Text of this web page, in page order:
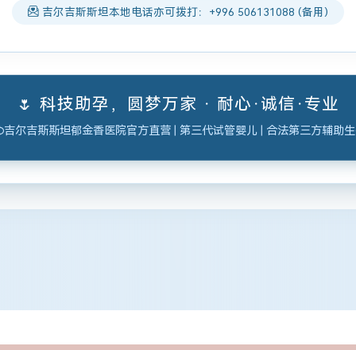
吉尔吉斯斯坦本地电话亦可拨打：+996 506131088 (备用)
🌷 科技助孕，圆梦万家 · 耐心·诚信·专业
吉尔吉斯斯坦郁金香医院官方直营 | 第三代试管婴儿 | 合法第三方辅助